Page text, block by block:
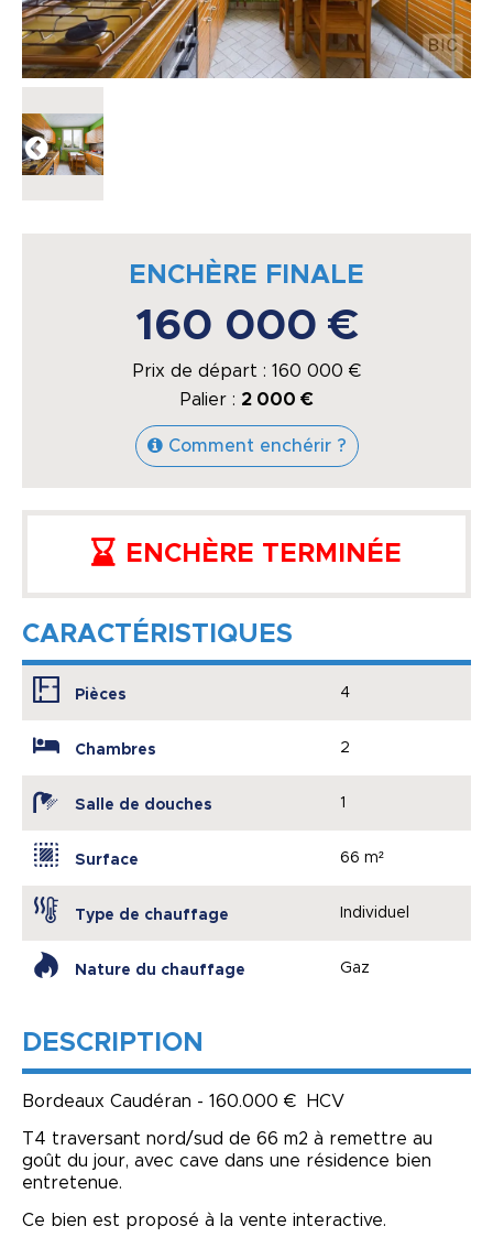
ENCHÈRE FINALE
160 000 €
Prix de départ : 160 000 €
Palier : 2 000 €
Comment enchérir ?
ENCHÈRE TERMINÉE
CARACTÉRISTIQUES
Pièces 4
Chambres 2
Salle de douches 1
Surface 66 m²
Type de chauffage Individuel
Nature du chauffage Gaz
DESCRIPTION
Bordeaux Caudéran - 160.000 € HCV
T4 traversant nord/sud de 66 m2 à remettre au
goût du jour, avec cave dans une résidence bien
entretenue.
Ce bien est proposé à la vente interactive.